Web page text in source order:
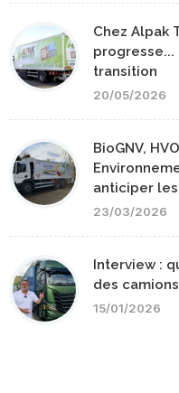
Chez Alpak
transition
20/05/2026
BioGNV,
anticiper
23/03/2026
Interview :
des
15/01/2026